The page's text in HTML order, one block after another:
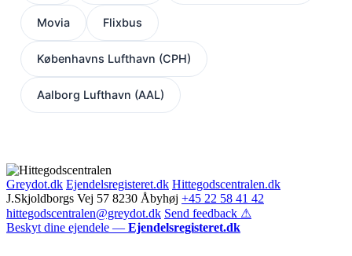
Movia Flixbus
Københavns Lufthavn (CPH)
Aalborg Lufthavn (AAL)
Greydot.dk Ejendelsregisteret.dk Hittegodscentralen.dk
J.Skjoldborgs Vej 57 8230 Åbyhøj +45 22 58 41 42
hittegodscentralen@greydot.dk Send feedback ⚠
Beskyt dine ejendele — Ejendelsregisteret.dk